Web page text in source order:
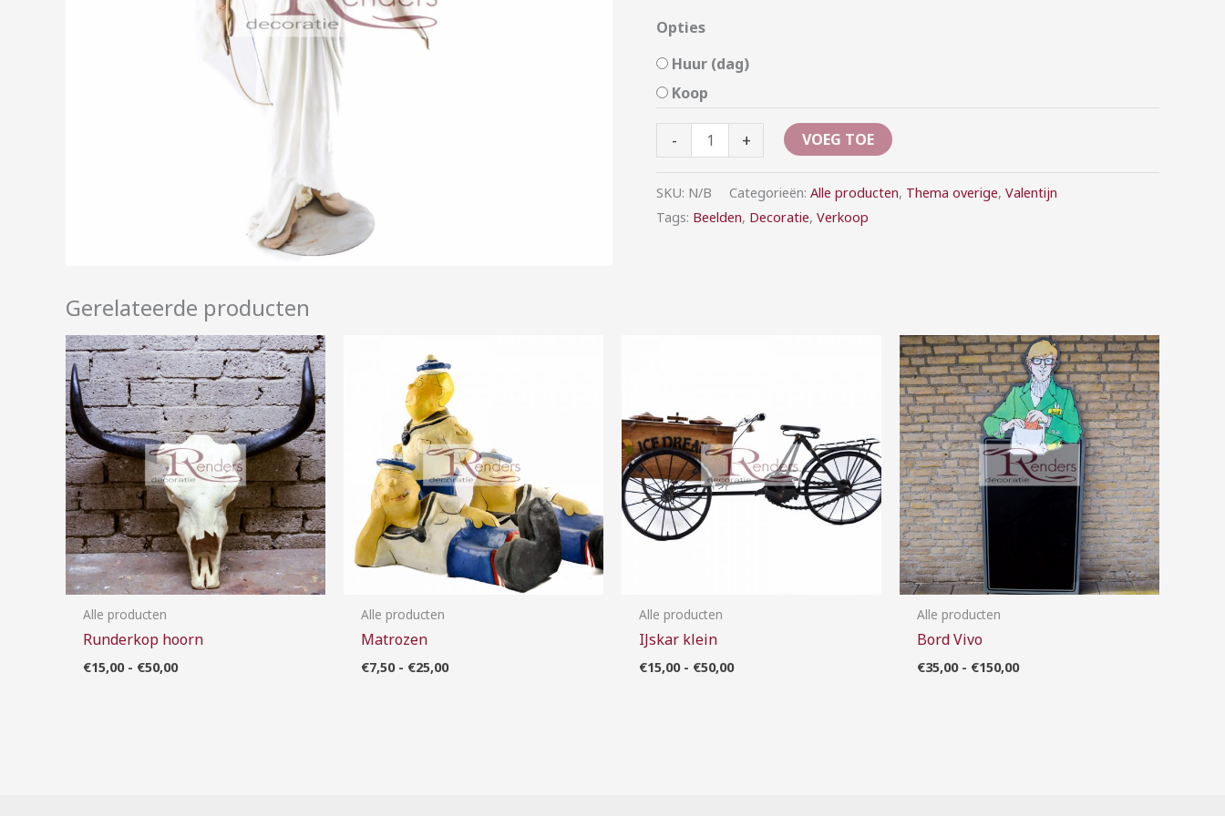
Opties
Huur (dag)
Koop
- + VOEG TOE
SKU: N/B Categorieën: Alle producten, Thema overige, Valentijn
Tags: Beelden, Decoratie, Verkoop
Gerelateerde producten
Alle producten
Runderkop hoorn
€15,00 - €50,00
Prijsklasse:
€15,00
tot
€50,00
Alle producten
Matrozen
€7,50 - €25,00
tot
€25,00
Alle producten
IJskar klein
€15,00 - €50,00
Alle producten
Bord Vivo
€35,00 - €150,00
Prijsklasse:
€35,00
tot
€150,00